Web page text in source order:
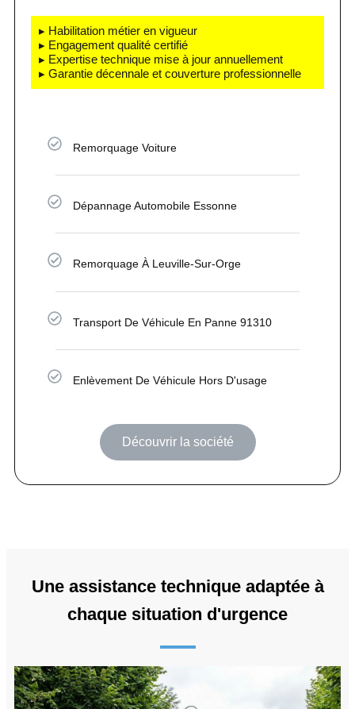
▸ Habilitation métier en vigueur
▸ Engagement qualité certifié
▸ Expertise technique mise à jour annuellement
▸ Garantie décennale et couverture professionnelle
Remorquage Voiture
Dépannage Automobile Essonne
Remorquage À Leuville-Sur-Orge
Transport De Véhicule En Panne 91310
Enlèvement De Véhicule Hors D'usage
Découvrir la société
Une assistance technique adaptée à
chaque situation d'urgence